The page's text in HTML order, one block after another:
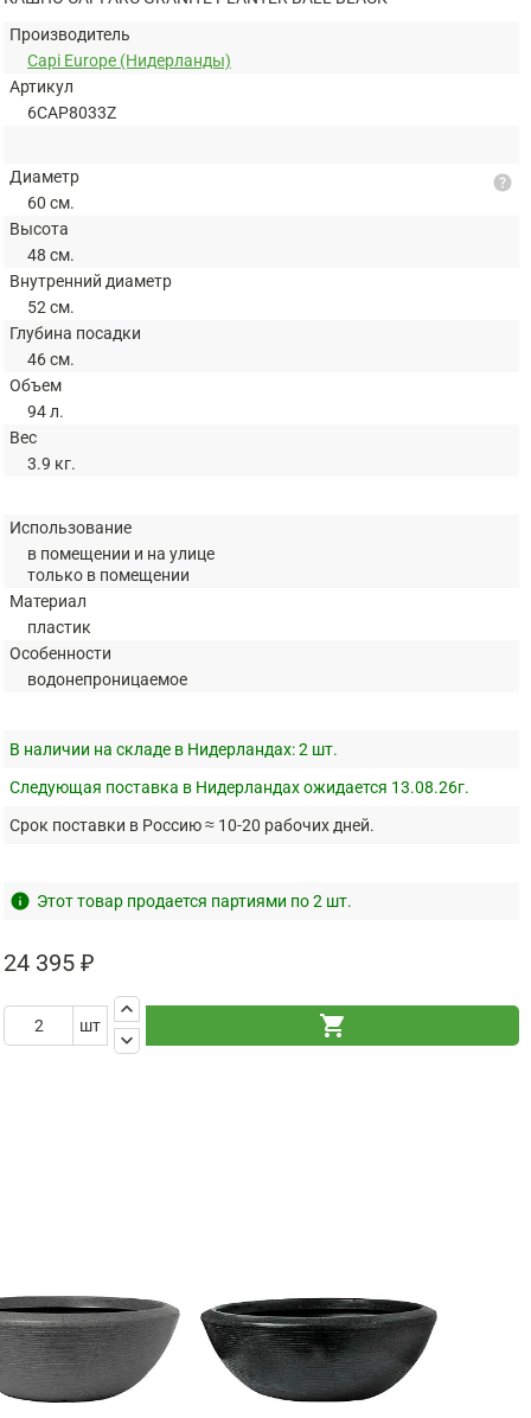
Производитель
Capi Europe (Нидерланды)
Артикул
6CAP8033Z
Диаметр
60 см.
Высота
48 см.
Внутренний диаметр
52 см.
Глубина посадки
46 см.
Объем
94 л.
Вес
3.9 кг.
help
Использование
в помещении и на улице
только в помещении
Материал
пластик
Особенности
водонепроницаемое
В наличии на складе в Нидерландах:2 шт.
Следующая поставка в Нидерландах ожидается 13.08.26г.
Срок поставки в Россию ≈ 10-20 рабочих дней.
info Этот товар продается партиями по 2 шт.
24 395 ₽
шт
keyboard_arrow_up
keyboard_arrow_down
shopping_cart